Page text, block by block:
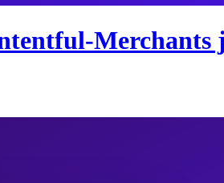
Merchants